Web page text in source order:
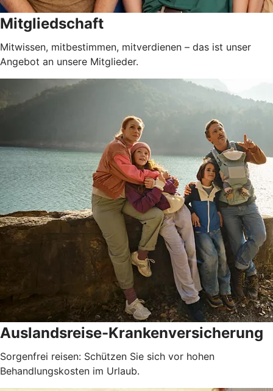
Mitgliedschaft
Mitwissen, mitbestimmen, mitverdienen – das ist unser
Angebot an unsere Mitglieder.
Auslandsreise-Krankenversicherung
Sorgenfrei reisen: Schützen Sie sich vor hohen
Behandlungskosten im Urlaub.